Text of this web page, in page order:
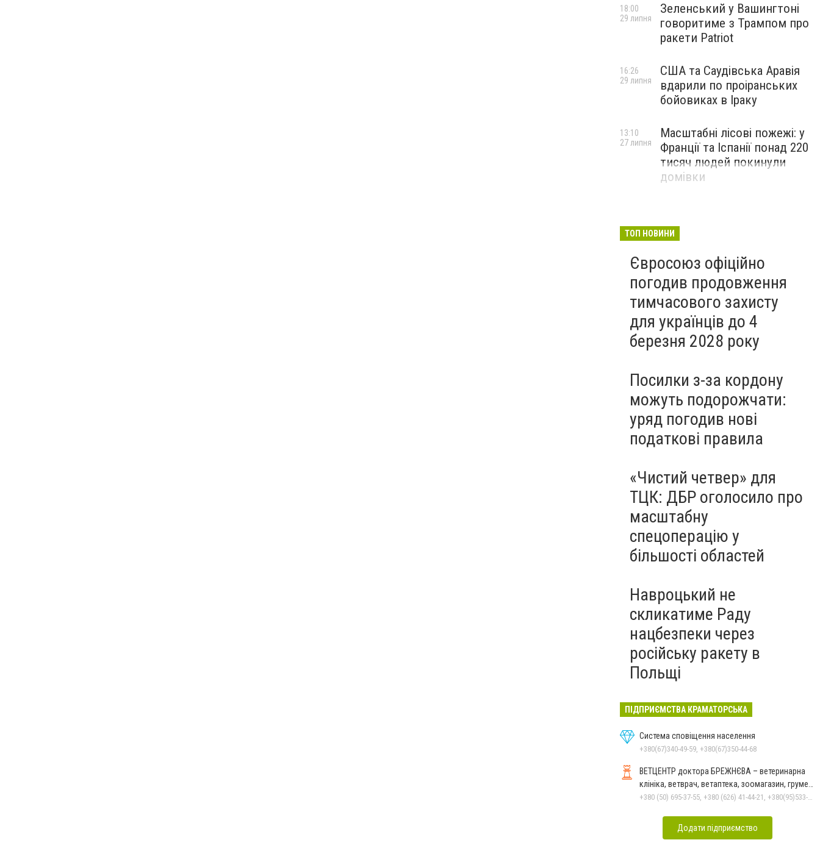
Зеленський у Вашингтоні
говоритиме з Трампом про
ракети Patriot
18:00
29 липня
США та Саудівська Аравія
вдарили по проіранських
бойовиках в Іраку
16:26
29 липня
Масштабні лісові пожежі: у
Франції та Іспанії понад 220
тисяч людей покинули
домівки
13:10
27 липня
ТОП НОВИНИ
Євросоюз офіційно
погодив продовження
тимчасового захисту
для українців до 4
березня 2028 року
Посилки з-за кордону
можуть подорожчати:
уряд погодив нові
податкові правила
«Чистий четвер» для
ТЦК: ДБР оголосило про
масштабну
спецоперацію у
більшості областей
Навроцький не
скликатиме Раду
нацбезпеки через
російську ракету в
Польщі
ПІДПРИЄМСТВА КРАМАТОРСЬКА
Система сповіщення населення
+380(67)340-49-59, +380(67)350-44-68
ВЕТЦЕНТР доктора БРЕЖНЄВА – ветеринарна
клініка, ветврач, ветаптека, зоомагазин, грумер,
стрижки.
+380 (50) 695-37-55, +380 (626) 41-44-21, +380(95)533-90-03
Додати підприємство